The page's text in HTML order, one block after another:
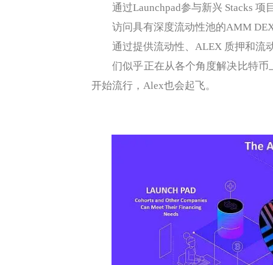
通过Launchpad参与新兴 Stacks 项
访问具有深度流动性池的AMM
通过提供流动性、ALEX 质押和流
们似乎正在从各个角度解决比特币
开始流行，Alex也会起飞。